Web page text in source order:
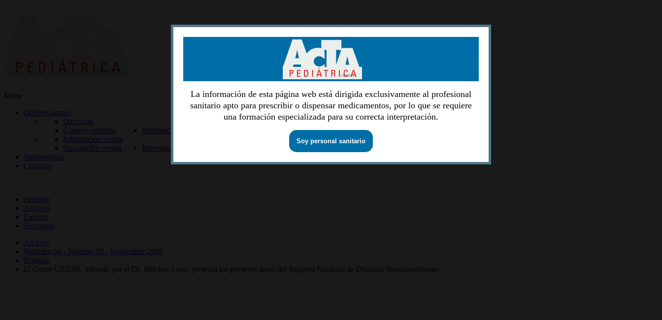
Menu
Quiénes somos
Dirección
Consejo editorial
Información lectores
Información revista
Suscripción revista
Información autores
Suplementos
Contacto
Sumario
Archivo
Enlaces
Secciones
Archivo
Volumen 64 - Número 10 - Noviembre 2006
Noticias
El Grupo GEIDIS, liderado por el Dr. Sánchez Luna, presenta los primeros datos del Registro Nacional de Displasia Broncopulmonar
La información de esta página web está dirigida exclusivamente al profesional
sanitario apto para prescribir o dispensar medicamentos, por lo que se requiere
una formación especializada para su correcta interpretación.
Soy personal sanitario